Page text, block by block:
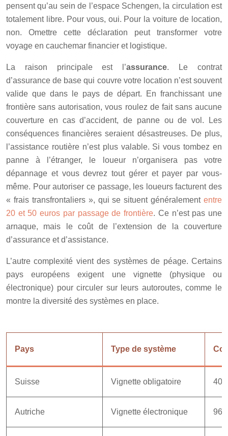
pensent qu’au sein de l’espace Schengen, la circulation est
totalement libre. Pour vous, oui. Pour la voiture de location,
non. Omettre cette déclaration peut transformer votre
voyage en cauchemar financier et logistique.
La raison principale est l’assurance. Le contrat
d’assurance de base qui couvre votre location n’est souvent
valide que dans le pays de départ. En franchissant une
frontière sans autorisation, vous roulez de fait sans aucune
couverture en cas d’accident, de panne ou de vol. Les
conséquences financières seraient désastreuses. De plus,
l’assistance routière n’est plus valable. Si vous tombez en
panne à l’étranger, le loueur n’organisera pas votre
dépannage et vous devrez tout gérer et payer par vous-
même. Pour autoriser ce passage, les loueurs facturent des
« frais transfrontaliers », qui se situent généralement entre
20 et 50 euros par passage de frontière. Ce n’est pas une
arnaque, mais le coût de l’extension de la couverture
d’assurance et d’assistance.
L’autre complexité vient des systèmes de péage. Certains
pays européens exigent une vignette (physique ou
électronique) pour circuler sur leurs autoroutes, comme le
montre la diversité des systèmes en place.
Pays Type de système
Suisse Vignette obligatoire 40
Autriche Vignette électronique